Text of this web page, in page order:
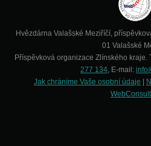
Hvězdárna Valašské Meziříčí,
01 Valašské
Příspěvková organizace Zlínského kraje.
277 134, E-mail:
Jak chráníme Vaše osobní údaje